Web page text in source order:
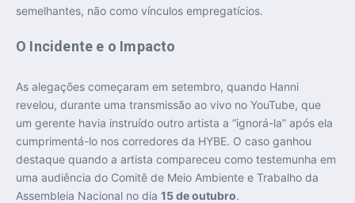
semelhantes, não como vínculos empregatícios.
O Incidente e o Impacto
As alegações começaram em setembro, quando Hanni
revelou, durante uma transmissão ao vivo no YouTube, que
um gerente havia instruído outro artista a “ignorá-la” após ela
cumprimentá-lo nos corredores da HYBE. O caso ganhou
destaque quando a artista compareceu como testemunha em
uma audiência do Comitê de Meio Ambiente e Trabalho da
Assembleia Nacional no dia 15 de outubro.